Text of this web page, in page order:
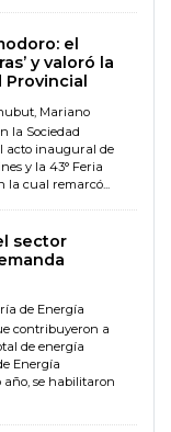
el
y valoró la
Mariano
la Sociedad
acto inaugural de
y la 43° Feria
la cual remarcó...
sector
de Energía
contribuyeron a
de energía
Energía
se habilitaron